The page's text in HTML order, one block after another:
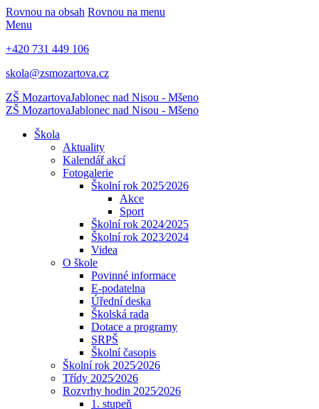
Rovnou na obsah Rovnou na menu
Menu
+420 731 449 106
skola@zsmozartova.cz
ZŠ MozartovaJablonec nad Nisou - Mšeno
ZŠ MozartovaJablonec nad Nisou - Mšeno
Škola
Aktuality
Kalendář akcí
Fotogalerie
Školní rok 2025⁄2026
Akce
Sport
Školní rok 2024⁄2025
Školní rok 2023⁄2024
Videa
O škole
Povinné informace
E-podatelna
Úřední deska
Školská rada
Dotace a programy
SRPŠ
Školní časopis
Školní rok 2025⁄2026
Třídy 2025⁄2026
Rozvrhy hodin 2025⁄2026
1. stupeň